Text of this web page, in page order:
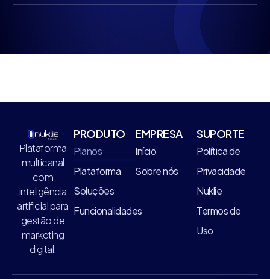
Plataforma
multicanal
com
inteligência
artificial para
gestão de
marketing
digital.
PRODUTO
Planos
Plataforma
Soluções
Funcionalidades
EMPRESA
Início
Sobre nós
SUPORTE
Política de
Privacidade
Nuklie
Termos de
Uso